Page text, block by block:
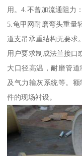
用。4.不曾加流通阻力
5.龟甲网耐磨弯头重量
道支吊承重结构无要求
用户要求制成法兰接口
大口径高温，耐磨管
及气力输灰系统等。
件的现场衬设。